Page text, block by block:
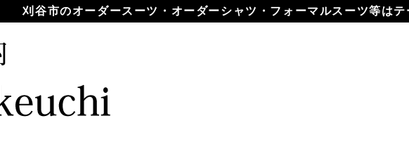
刈谷市のオーダースーツ・オーダーシャツ・フォーマルスーツ等は